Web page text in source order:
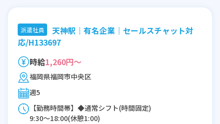
派遣社員
天神駅｜有名企業｜セールスチャット対
応/H133697
時給1,260円～
福岡県福岡市中央区
週5
【勤務時間帯】◆通常シフト(時間固定)
9:30〜18:00(休憩1:00)